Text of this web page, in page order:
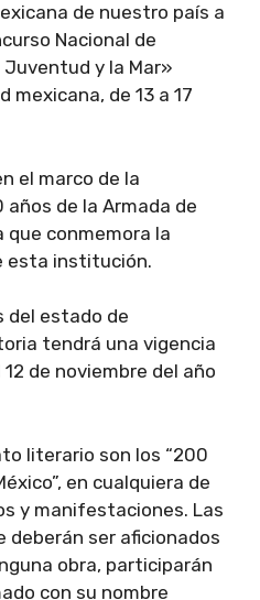
de nuestro país a
Nacional de
y la Mar»
mexicana, de 13 a 17
el marco de la
años de la Armada de
que conmemora la
esta institución.
del estado de
tendrá una vigencia
de noviembre del año
literario son los “200
en cualquiera de
y manifestaciones. Las
deberán ser aficionados
obra, participarán
con su nombre